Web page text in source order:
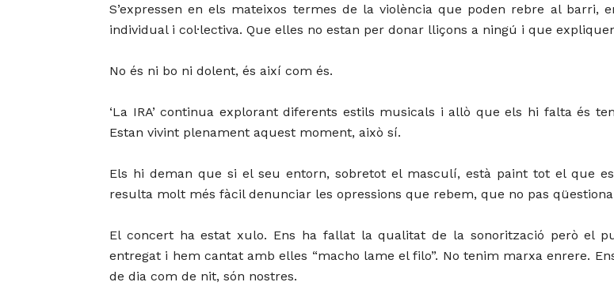
S’expressen en els mateixos termes de la violència que poden rebre al barri,
individual i col·lectiva. Que elles no estan per donar lliçons a ningú i que
No és ni bo ni dolent, és així com és.
‘La IRA’ continua explorant diferents estils musicals i allò que els hi falta és
Estan vivint plenament aquest moment, això sí.
Els hi deman que si el seu entorn, sobretot el masculí, està paint tot el que
resulta molt més fàcil denunciar les opressions que rebem, que no pas
El concert ha estat xulo. Ens ha fallat la qualitat de la sonorització però el
entregat i hem cantat amb elles “macho lame el filo”. No tenim marxa enrere.
de dia com de nit, són nostres.